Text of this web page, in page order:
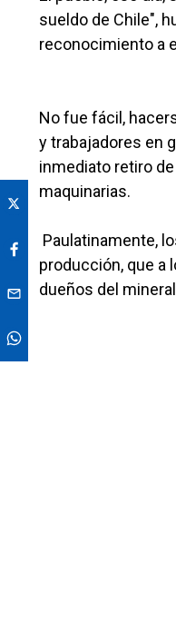
sueldo de Chile",
reconocimiento a
No fue fácil,
y trabajadores en
inmediato retiro
maquinarias.
Paulatinamente,
producción, que a
dueños del